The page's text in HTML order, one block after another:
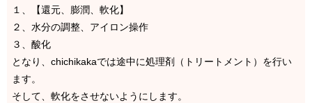
１、【還元、膨潤、軟化】
２、水分の調整、アイロン操作
３、酸化
となり、chichikakaでは途中に処理剤（トリートメント）を行い
ます。
そして、軟化をさせないようにします。